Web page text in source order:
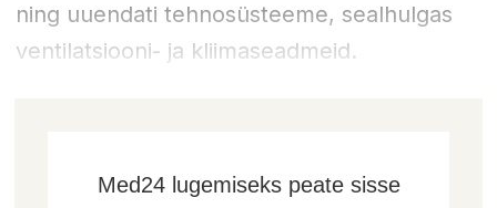
ning uuendati tehnosüsteeme, sealhulgas
ventilatsiooni- ja kliimaseadmeid.
Med24 lugemiseks peate sisse